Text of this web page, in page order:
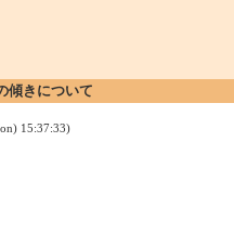
傾きについて
15:37:33)